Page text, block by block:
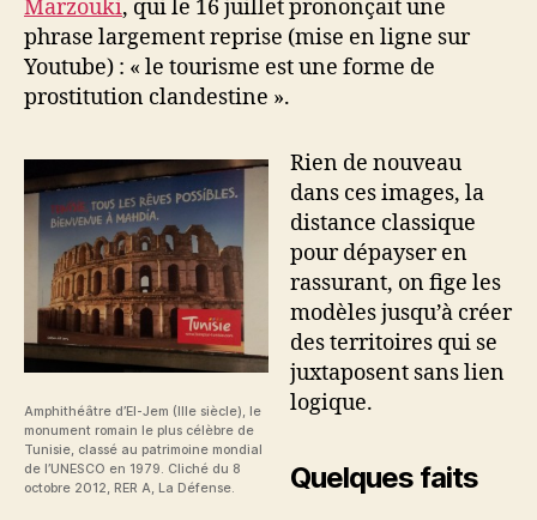
Marzouki, qui le 16 juillet prononçait une
phrase largement reprise (mise en ligne sur
Youtube) : « le tourisme est une forme de
prostitution clandestine ».
Amphithéâtre d’El-Jem (IIIe siècle), le
monument romain le plus célèbre de
Tunisie, classé au patrimoine mondial
de l’UNESCO en 1979. Cliché du 8
octobre 2012, RER A, La Défense.
Rien de nouveau
dans ces images, la
distance classique
pour dépayser en
rassurant, on fige les
modèles jusqu’à créer
des territoires qui se
juxtaposent sans lien
logique.
Quelques faits